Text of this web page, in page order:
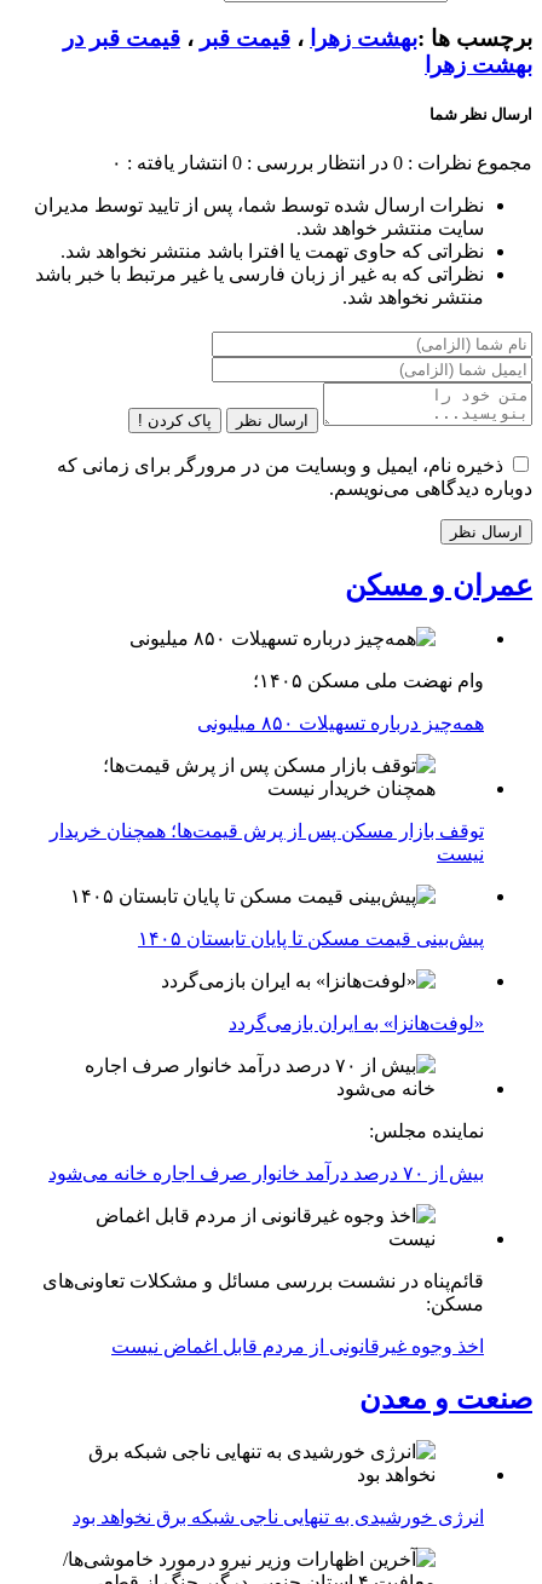
برچسب ها :بهشت زهرا ، قیمت قبر ، قیمت قبر در
بهشت زهرا
ارسال نظر شما
مجموع نظرات : 0 در انتظار بررسی : 0 انتشار یافته : ۰
نظرات ارسال شده توسط شما، پس از تایید توسط مدیران
سایت منتشر خواهد شد.
نظراتی که حاوی تهمت یا افترا باشد منتشر نخواهد شد.
نظراتی که به غیر از زبان فارسی یا غیر مرتبط با خبر باشد
منتشر نخواهد شد.
ارسال نظر پاک کردن !
ذخیره نام، ایمیل و وبسایت من در مرورگر برای زمانی که
دوباره دیدگاهی می‌نویسم.
عمران و مسکن
وام نهضت ملی مسکن ۱۴۰۵؛
همه‌چیز درباره تسهیلات ۸۵۰ میلیونی
توقف بازار مسکن پس از پرش قیمت‌ها؛ همچنان خریدار
نیست
پیش‌بینی قیمت مسکن تا پایان تابستان ۱۴۰۵
«لوفت‌هانزا» به ایران بازمی‌گردد
نماینده مجلس:
بیش از ۷۰ درصد درآمد خانوار صرف اجاره خانه می‌شود
قائم‌پناه در نشست بررسی مسائل و مشکلات تعاونی‌های
مسکن:
اخذ وجوه غیرقانونی از مردم قابل اغماض نیست
صنعت و معدن
انرژی خورشیدی به تنهایی ناجی شبکه برق نخواهد بود